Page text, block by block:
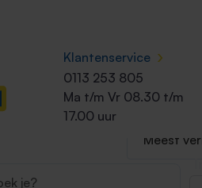
Klantenservice ›
0113 253 805
Ma t/m Vr 08.30 t/m
17.00 uur